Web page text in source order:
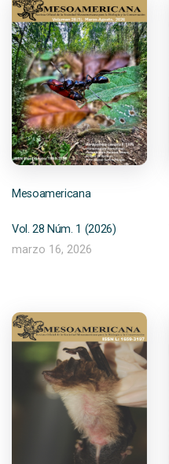
Mesoamericana
Vol. 28 Núm. 1 (2026)
marzo 16, 2026